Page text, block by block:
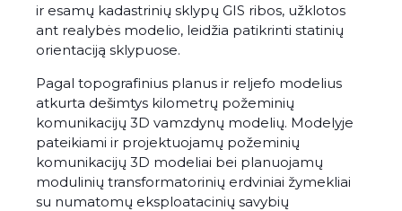
ir esamų kadastrinių sklypų GIS ribos, užklotos
ant realybės modelio, leidžia patikrinti statinių
orientaciją sklypuose.
Pagal topografinius planus ir reljefo modelius
atkurta dešimtys kilometrų požeminių
komunikacijų 3D vamzdynų modelių. Modelyje
pateikiami ir projektuojamų požeminių
komunikacijų 3D modeliai bei planuojamų
modulinių transformatorinių erdviniai žymekliai
su numatomų eksploatacinių savybių